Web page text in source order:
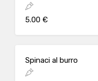
5.00 €
Spinaci al burro